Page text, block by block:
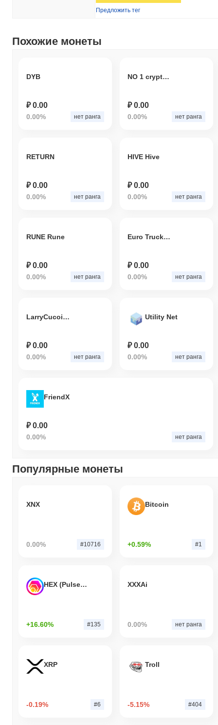
Предложить тег
Похожие монеты
DYB
₽ 0.00
0.00% нет ранга
NO 1 crypto investment
₽ 0.00
0.00% нет ранга
RETURN
₽ 0.00
0.00% нет ранга
HIVE Hive
₽ 0.00
0.00% нет ранга
RUNE Rune
₽ 0.00
0.00% нет ранга
Euro Truck Simulator2
₽ 0.00
0.00% нет ранга
LarryCucoinmber
₽ 0.00
0.00% нет ранга
Utility Net
₽ 0.00
0.00% нет ранга
FriendX
₽ 0.00
0.00% нет ранга
Популярные монеты
XNX
0.00% #10716
Bitcoin
+0.59% #1
HEX (Pulsechain)
+16.60% #135
XXXAi
0.00% нет ранга
XRP
-0.19% #6
Troll
-5.15% #404